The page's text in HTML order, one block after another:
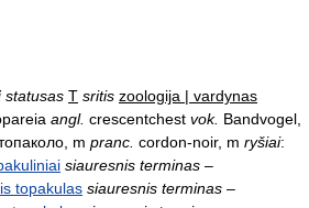
statusas T sritis zoologija | vardynas
angl. crescentchest vok. Bandvogel,
m pranc. cordon-noir, m ryšiai:
siauresnis terminas –
topakulas siauresnis terminas –